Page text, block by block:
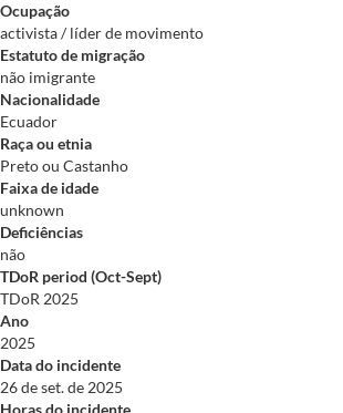
Ocupação
activista / líder de movimento
Estatuto de migração
não imigrante
Nacionalidade
Ecuador
Raça ou etnia
Preto ou Castanho
Faixa de idade
unknown
Deficiências
não
TDoR period (Oct-Sept)
TDoR 2025
Ano
2025
Data do incidente
26 de set. de 2025